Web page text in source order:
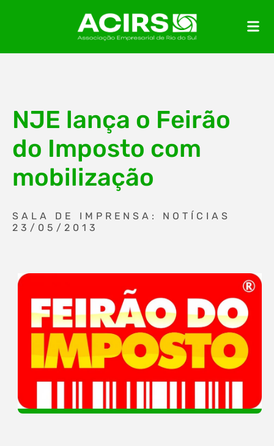
NJE lança o Feirão
do Imposto com
mobilização
SALA DE IMPRENSA: NOTÍCIAS
23/05/2013